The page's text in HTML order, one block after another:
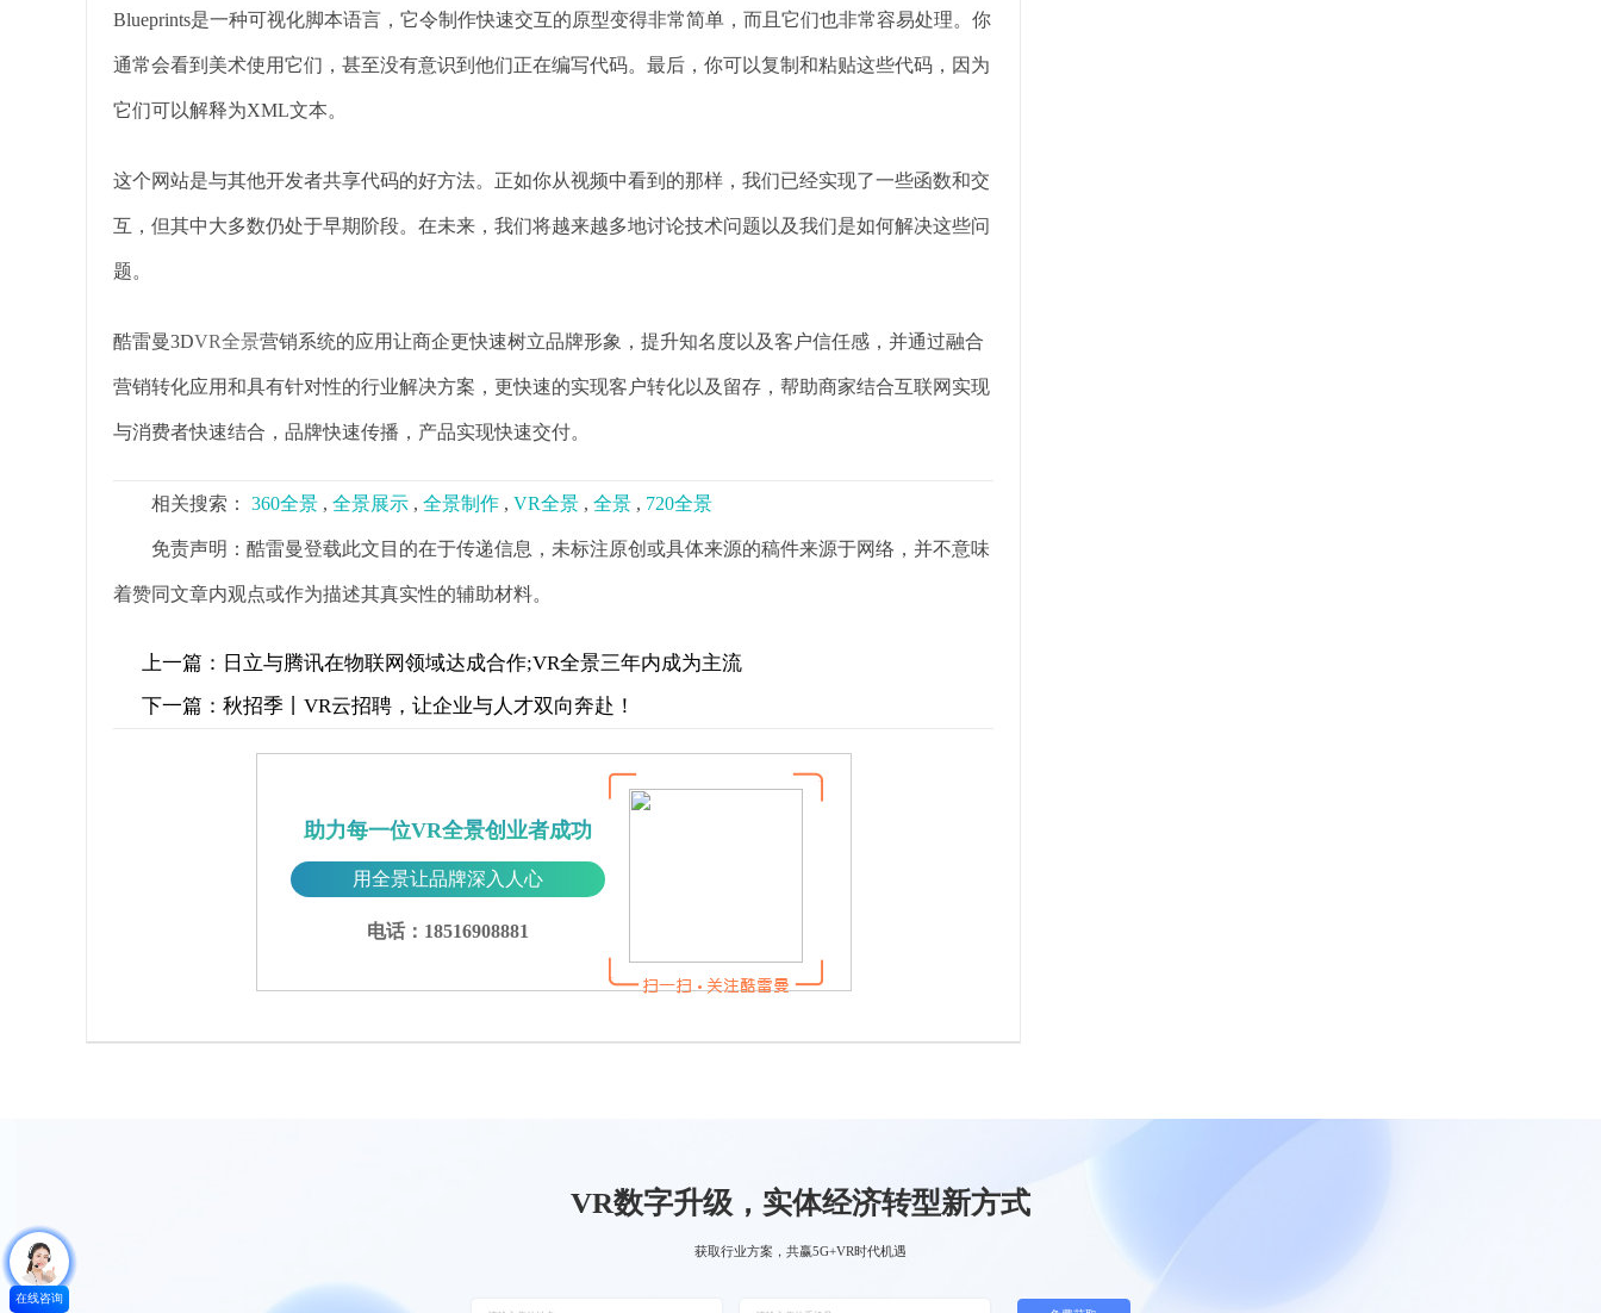
Blueprints是一种可视化脚本语言，它令制作快速交互的原型变得非常简单，而且它们也非常容易处理。你
通常会看到美术使用它们，甚至没有意识到他们正在编写代码。最后，你可以复制和粘贴这些代码，因为
它们可以解释为XML文本。
这个网站是与其他开发者共享代码的好方法。正如你从视频中看到的那样，我们已经实现了一些函数和交
互，但其中大多数仍处于早期阶段。在未来，我们将越来越多地讨论技术问题以及我们是如何解决这些问
题。
酷雷曼3DVR全景营销系统的应用让商企更快速树立品牌形象，提升知名度以及客户信任感，并通过融合
营销转化应用和具有针对性的行业解决方案，更快速的实现客户转化以及留存，帮助商家结合互联网实现
与消费者快速结合，品牌快速传播，产品实现快速交付。
相关搜索： 360全景 , 全景展示 , 全景制作 , VR全景 , 全景 , 720全景
免责声明：酷雷曼登载此文目的在于传递信息，未标注原创或具体来源的稿件来源于网络，并不意味
着赞同文章内观点或作为描述其真实性的辅助材料。
上一篇： 日立与腾讯在物联网领域达成合作;VR全景三年内成为主流
下一篇： 秋招季丨VR云招聘，让企业与人才双向奔赴！
助力每一位VR全景创业者成功
用全景让品牌深入人心
电话：18516908881
在线咨询
VR数字升级，实体经济转型新方式
获取行业方案，共赢5G+VR时代机遇